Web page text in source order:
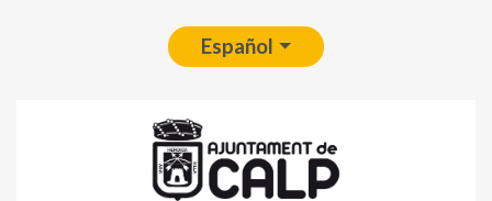
Español